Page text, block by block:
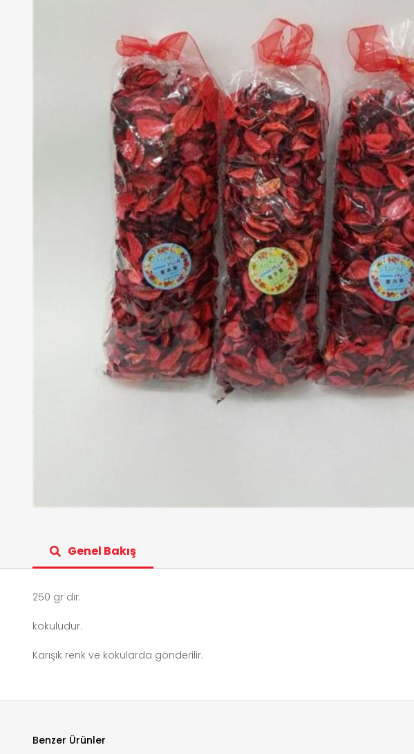
Genel Bakış
250 gr dır.
kokuludur.
Karışık renk ve kokularda gönderilir.
Benzer Ürünler